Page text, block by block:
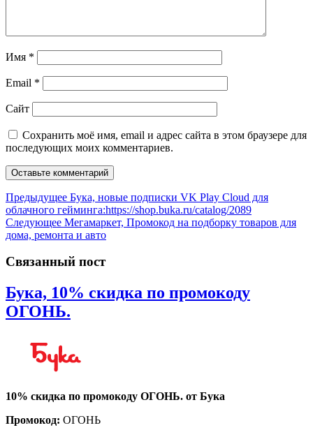
Имя *
Email *
Сайт
Сохранить моё имя, email и адрес сайта в этом браузере для
последующих моих комментариев.
Навигация
по
записям
Предыдущее Предыдущая
запись:
Бука, новые подписки VK Play Cloud для
облачного гейминга:https://shop.buka.ru/catalog/2089
Следующее Следующая
запись:
Мегамаркет, Промокод на подборку товаров для
дома, ремонта и авто
Связанный пост
Бука, 10% скидка по промокоду
ОГОНЬ.
по
ОГОНЬ.
10% скидка по промокоду ОГОНЬ. от Бука
Промокод: ОГОНЬ